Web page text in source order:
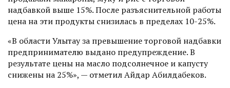
надбавкой выше 15%. После разъяснительной работы
цена на эти продукты снизилась в пределах 10-25%.
«В области Улытау за превышение торговой надбавки
предпринимателю выдано предупреждение. В
результате цены на масло подсолнечное и капусту
снижены на 25%», — отметил Айдар Абилдабеков.